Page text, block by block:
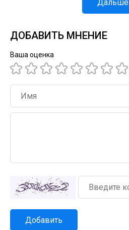
Дальше
ДОБАВИТЬ МНЕНИЕ
Ваша оценка
Добавить